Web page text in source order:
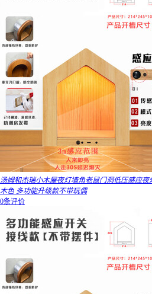
汤姆和杰瑞小木屋夜灯墙角老鼠门洞低压感应
木色 多功能升级款不带玩偶
0条评价